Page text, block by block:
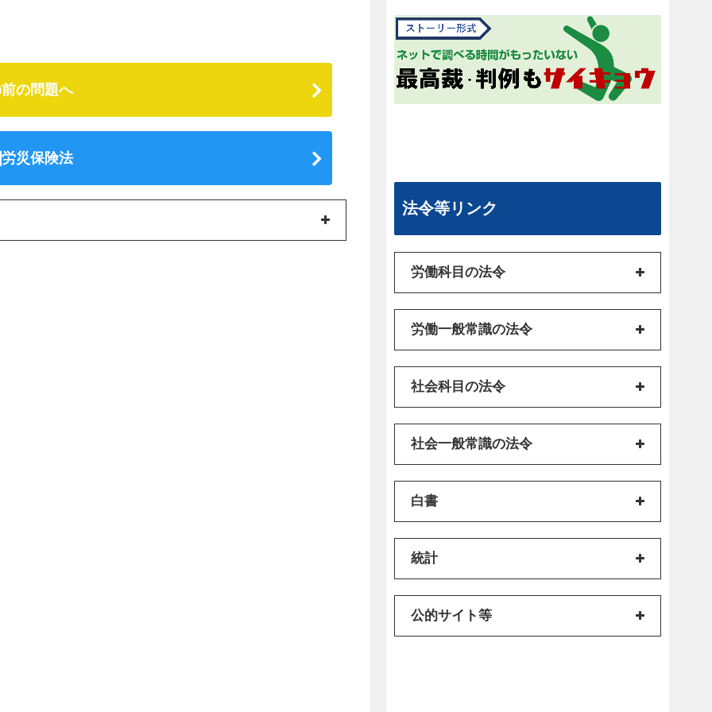
前の問題へ
労災保険法
法令等リンク
労働科目の法令
労働一般常識の法令
社会科目の法令
社会一般常識の法令
白書
統計
公的サイト等